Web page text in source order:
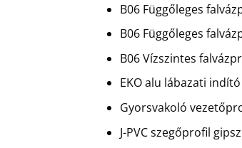
B06 Függőleges
B06 Függőleges
B06 Vízszintes
EKO alu lábazati
Gyorsvakoló
J-PVC szegőprofil